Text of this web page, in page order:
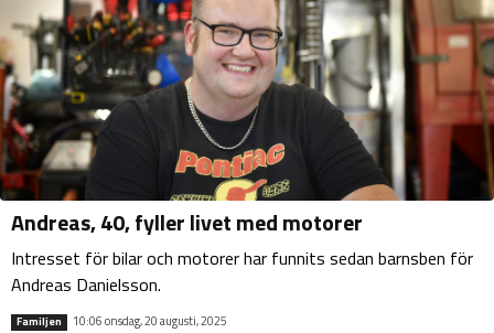
Andreas, 40, fyller livet med motorer
Intresset för bilar och motorer har funnits sedan barnsben för
Andreas Danielsson.
Familjen 10:06 onsdag, 20 augusti, 2025